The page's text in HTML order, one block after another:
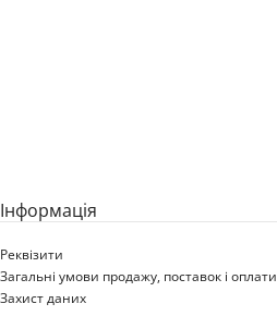
Iнформація
Реквізити
Загальні умови продажу, поставок і оплати
Захист даних